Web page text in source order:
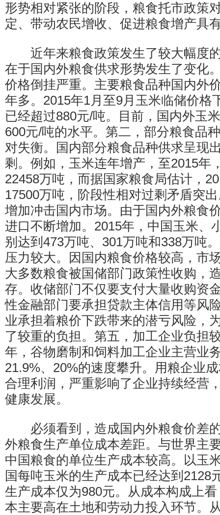
形势相对紧张的阶段，粮食托市政策
定、带动农民增收、促进粮食增产具
近年来粮食政策发生了较大幅度
在于国内外粮食供求形势发生了变化
价格倒挂严重。主要粮食品种国内外
年多。2015年1月至9月玉米临储价格
已经超过880元/吨。目前，国内外玉
600元/吨的水平。第二，部分粮食品
对失衡。国内部分粮食品种供求呈现
剩。例如，玉米连年增产，至2015年
22458万吨，而据国家粮食局估计，
17500万吨，阶段性相对过剩矛盾突
增加冲击国内市场。由于国内外粮食
进口不断增加。2015年，中国玉米、
别达到473万吨、301万吨和338万吨
压力较大。因国内粮食价格较高，市
大多数粮食被国储部门政策性收购，
存。收储部门不仅要支付大量收购资
性金融部门要承担贷款主体信用等风
业承担着粮价下跌带来的潜亏风险，
了较重的负担。第五，加工企业负担
年，谷物磨制和饲料加工企业主营业
21.9%、20%的速度攀升。用粮企业
合理利润，严重影响了企业持续经营
健康发展。
必须看到，造成国内外粮食价差
外粮食生产单位成本差距。与世界主
中国粮食的单位生产成本较高。以玉
国每吨玉米的生产成本已经达到2128
生产成本仅为980元。从成本构成上
本主要高在土地和劳动力投入环节。